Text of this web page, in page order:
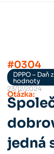
#0304
DPPO –
hodnoty
23/12/2024
Otázka:
jedná